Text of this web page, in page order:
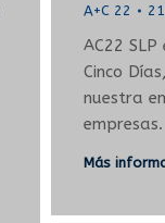
A+C 22
AC22
Cinco
nuestra
empresas.
Más